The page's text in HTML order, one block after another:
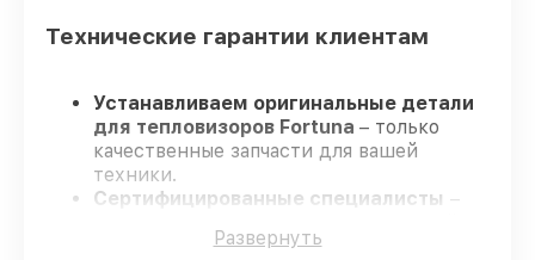
Технические гарантии клиентам
Устанавливаем оригинальные детали
для тепловизоров Fortuna – только
качественные запчасти для вашей
техники.
Сертифицированные специалисты –
навыков, что обеспечивает высокий
Развернуть